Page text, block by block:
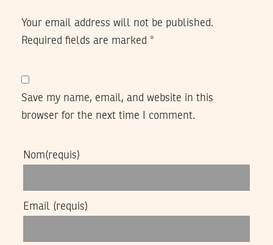
Your email address will not be published.
Required fields are marked *
Save my name, email, and website in this
browser for the next time I comment.
Nom(requis)
Email (requis)